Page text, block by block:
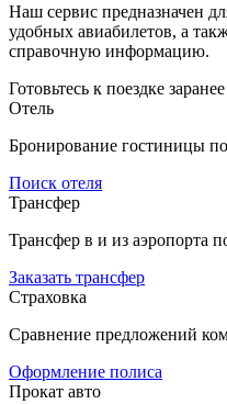
Наш сервис предназначен
удобных авиабилетов, а
справочную информацию.
Готовьтесь к поездке заранее
Отель
Бронирование гостиницы
Поиск отеля
Трансфер
Трансфер в и из аэропорта
Заказать трансфер
Страховка
Сравнение предложений
Оформление полиса
Прокат авто